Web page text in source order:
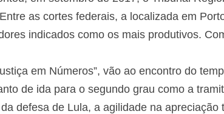
as cortes federais, a localizada em
indicados como os mais produtivos.
em Números”, vão ao encontro do
de ida para o segundo grau como a
defesa de Lula, a agilidade na apreciação